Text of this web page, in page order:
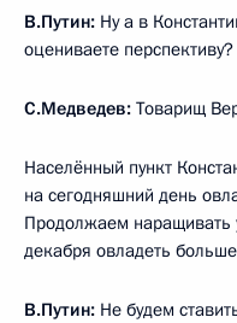
В.Путин: Ну а в
оцениваете перспективу?
С.Медведев: Товарищ
Населённый пункт
на сегодняшний день
Продолжаем наращивать
декабря овладеть
В.Путин: Не будем